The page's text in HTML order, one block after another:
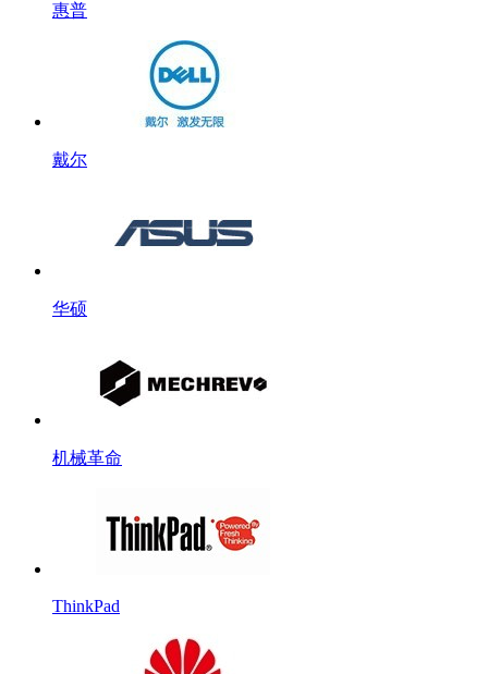
惠普
戴尔
华硕
机械革命
ThinkPad